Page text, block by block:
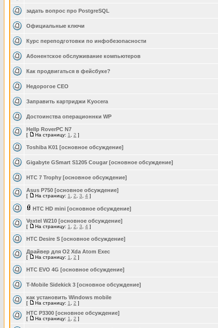
задать вопрос про PostgreSQL
Официальные ключи
Курс переподготовки по инфобезопасности
Абонентское обслуживание компьютеров
Как продвигаться в фейсбуке?
Недорогое СЕО
Заправить картриджи Kyocera
Достоинства операционнки WP
Hellp RoverPC N7
[ На страницу: 1 2 ]
Toshiba K01 [основное обсуждение]
Gigabyte GSmart S1205 Cougar [основное обсуждение]
HTC 7 Trophy [основное обсуждение]
Asus P750 [основное обсуждение]
[ На страницу: 1 2 3 4 ]
HTC HD mini [основное обсуждение]
Voxtel W210 [основное обсуждение]
[ На страницу: 1 2 3 4 ]
HTC Desire S [основное обсуждение]
Драйвер для O2 Xda Atom Exec
[ На страницу: 1 2 ]
HTC EVO 4G [основное обсуждение]
T-Mobile Sidekick 3 [основное обсуждение]
как установить Windows mobile
[ На страницу: 1 2 ]
HTC P3300 [основное обсуждение]
[ На страницу: 1 2 ]